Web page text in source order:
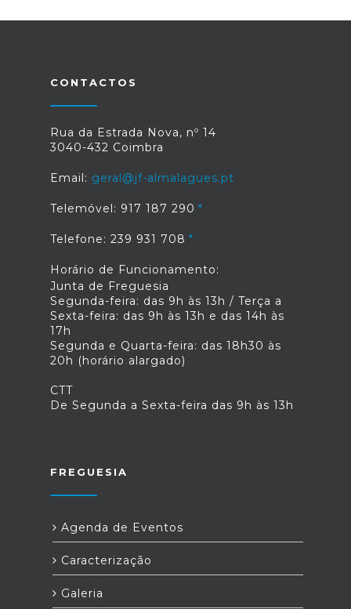
CONTACTOS
Rua da Estrada Nova, nº 14
3040-432 Coimbra
Email: geral@jf-almalagues.pt
Telemóvel: 917 187 290
Telefone: 239 931 708
Horário de Funcionamento:
Junta de Freguesia
Segunda-feira: das 9h às 13h / Terça a
Sexta-feira: das 9h às 13h e das 14h às
17h
Segunda e Quarta-feira: das 18h30 às
20h (horário alargado)
CTT
De Segunda a Sexta-feira das 9h às 13h
FREGUESIA
Agenda de Eventos
Caracterização
Galeria